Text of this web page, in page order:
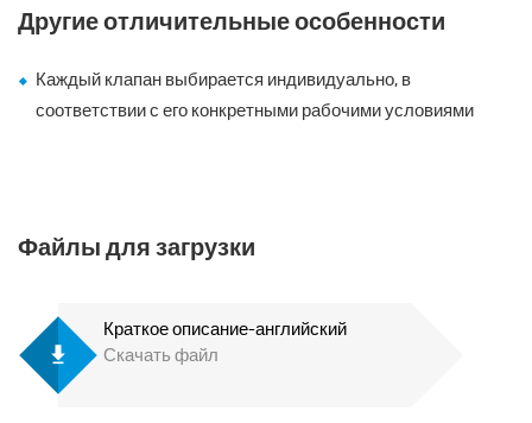
Другие отличительные особенности
Каждый клапан выбирается индивидуально, в
соответствии с его конкретными рабочими условиями
Файлы для загрузки
Краткое описание-английский
Скачать файл